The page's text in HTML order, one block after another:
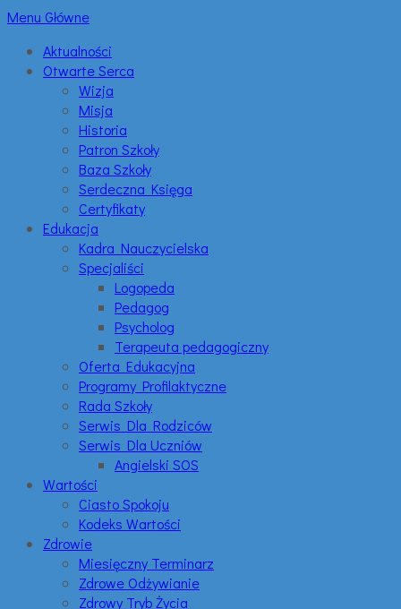
Menu Główne
Aktualności
Otwarte Serca
Wizja
Misja
Historia
Patron Szkoły
Baza Szkoły
Serdeczna Księga
Certyfikaty
Edukacja
Kadra Nauczycielska
Specjaliści
Logopeda
Pedagog
Psycholog
Terapeuta pedagogiczny
Oferta Edukacyjna
Programy Profilaktyczne
Rada Szkoły
Serwis Dla Rodziców
Serwis Dla Uczniów
Angielski SOS
Wartości
Ciasto Spokoju
Kodeks Wartości
Zdrowie
Miesięczny Terminarz
Zdrowe Odżywianie
Zdrowy Tryb Życia